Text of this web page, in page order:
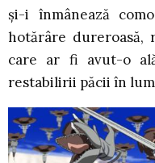
şi-i înmânează
hotărâre dureroasă,
care ar fi avut-o
restabilirii păcii în